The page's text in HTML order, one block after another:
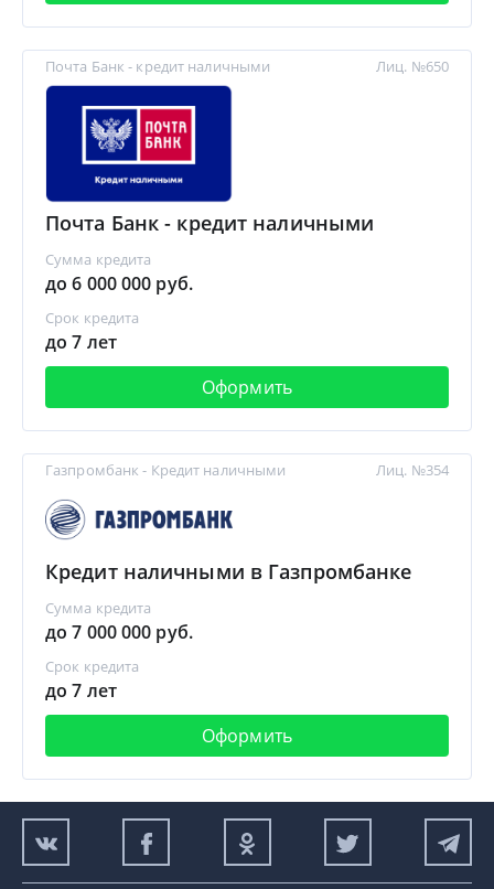
Почта Банк - кредит наличными
Почта Банк - кредит наличными
Сумма кредита
до 6 000 000 руб.
Срок кредита
до 7 лет
Оформить
Лиц. №650
Газпромбанк - Кредит наличными
Кредит наличными в Газпромбанке
Сумма кредита
до 7 000 000 руб.
Срок кредита
до 7 лет
Оформить
Лиц. №354